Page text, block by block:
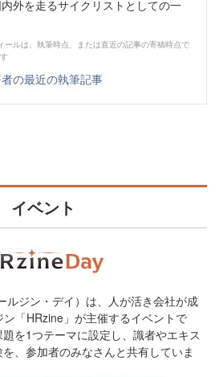
外を走るサイクリストとしての一
ールは、執筆時点、または直近の記事の寄稿時点で
の最近の執筆記事
イベント
ルジン・デイ）は、人が活き会社が成
「HRzine」が主催するイベントで
を1つテーマに設定し、識者やエキス
、参加者のみなさんと共有していま